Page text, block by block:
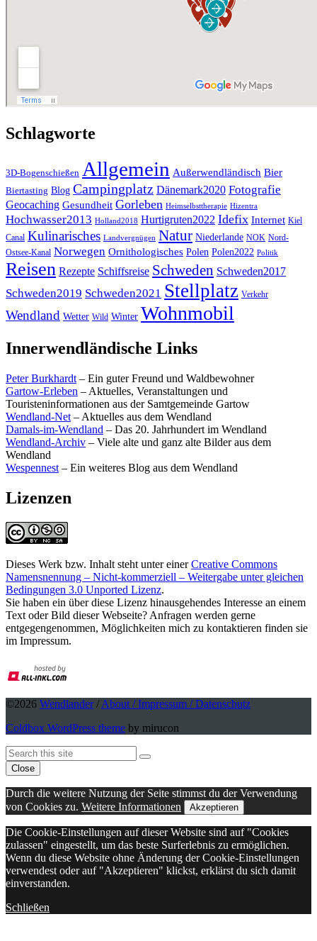
Schlagworte
3D-Bogenschießen Allgemein Außerwendländisch Bier
Biertasting Blog Campingplatz Dänemark2020 Fotografie
Geocaching Gesundheit Gorleben Heimselbsttherapie Hizentra
Hochwasser2013 Holland2018 Hurtigruten2022 Idefix Internet Kiel
Canal Kulinarisches Landvergnügen Natur Niederlande NOK Nord-
Ostsee-Kanal Norwegen Ornithologisches Polen Polen2022 Politik
Reisen Rezepte Schiffsreise Schweden Schweden2017
Schweden2019 Schweden2021 Stellplatz Verkehr
Wendland Wetter Wild Winter Wohnmobil
Innerwendländische Links
Peter Burkhardt – Ein guter Freund und Waldbewohner
Gartow-Erleben – Aktuelles, Veranstaltungen und
Touristeninformationen aus der Samtgemeinde Gartow
Wendland-Net – Aktuelles aus dem Wendland
Damals-im-Wendland – Das 20. Jahrhundert im Wendland
Wendland-Archiv – Viele alte und ganz alte Bilder aus dem
Wendland
Wespennest – Ein weiteres Blog aus dem Wendland
Lizenzen
Dieses Werk bzw. Inhalt steht unter einerCreative Commons
Namensnennung – Nicht-kommerziell – Weitergabe unter gleichen
Bedingungen 3.0 Unported Lizenz.
Sie haben ein über diese Lizenz hinausgehendes Interesse an einem
Text oder Bild dieser Webseite? Anfragen werden gerne
entgegengenommen, Möglichkeiten mich zu kontaktieren finden sie
im Impressum.
©2026 Wendlander/ About / Impressum / Datenschutz
Coldbox WordPress theme by mirucon
Back
To
Top
Search
Search
Close
Durch die weitere Nutzung der Seite stimmst du der Verwendung
von Cookies zu. Weitere Informationen Akzeptieren
Die Cookie-Einstellungen auf dieser Website sind auf "Cookies
zulassen" eingestellt, um das beste Surferlebnis zu ermöglichen.
Wenn du diese Website ohne Änderung der Cookie-Einstellungen
verwendest oder auf "Akzeptieren" klickst, erklärst du sich damit
einverstanden.
Schließen